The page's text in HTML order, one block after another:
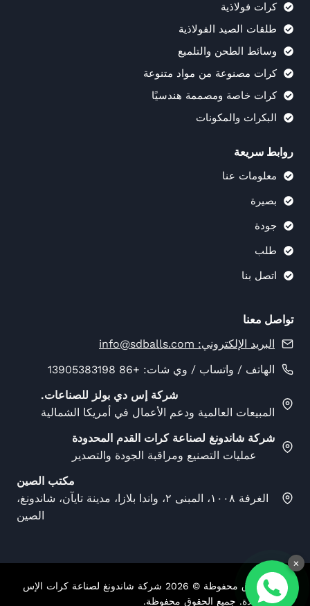
كرات فولاذية
طلقات الصيد الفولاذية
وسائط الطحن والتلميع
كرات مصنوعة من مواد متنوعة
كرات خاصة ومصممة هندسيًا
البكرات والمكونات
روابط سريعة
معلومات عنا
بصيرة
جودة
طلب
اتصل بنا
تواصل معنا
البريد الإلكتروني: info@sdballs.com
الهاتف / واتساب / وي شات: +86 13905383198
شركة إس دي بولز للصناعات.
المبيعات العالمية ودعم الأعمال في أمريكا الشمالية
شركة شاندونغ لصناعة كرات القدم المحدودة
عمليات التصنيع ومراقبة الجودة والتصدير
مكتب الصين
الغرفة ١٠٠٨، المبنى ٢، واندا بلازا، مدينة تايآن، شاندونغ،
الصين
جميع الحقوق محفوظة © 2026 شركة شاندونغ لصناعة كرات الإس
دي المحدودة. جميع الحقوق محفوظة.
×